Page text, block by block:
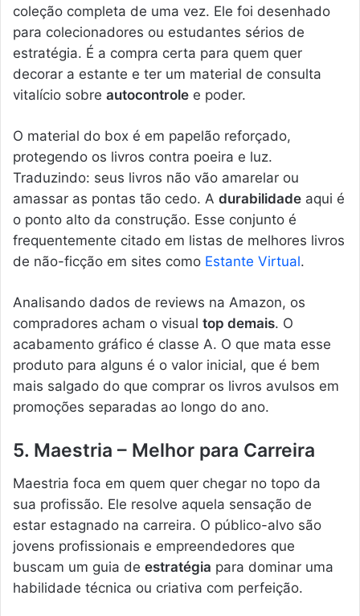
coleção completa de uma vez. Ele foi desenhado
para colecionadores ou estudantes sérios de
estratégia. É a compra certa para quem quer
decorar a estante e ter um material de consulta
vitalício sobre autocontrole e poder.
O material do box é em papelão reforçado,
protegendo os livros contra poeira e luz.
Traduzindo: seus livros não vão amarelar ou
amassar as pontas tão cedo. A durabilidade aqui é
o ponto alto da construção. Esse conjunto é
frequentemente citado em listas de melhores livros
de não-ficção em sites como Estante Virtual.
Analisando dados de reviews na Amazon, os
compradores acham o visual top demais. O
acabamento gráfico é classe A. O que mata esse
produto para alguns é o valor inicial, que é bem
mais salgado do que comprar os livros avulsos em
promoções separadas ao longo do ano.
5. Maestria – Melhor para Carreira
Maestria foca em quem quer chegar no topo da
sua profissão. Ele resolve aquela sensação de
estar estagnado na carreira. O público-alvo são
jovens profissionais e empreendedores que
buscam um guia de estratégia para dominar uma
habilidade técnica ou criativa com perfeição.